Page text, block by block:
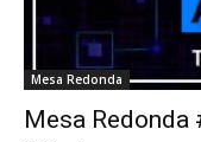
Mesa Redonda
Mesa